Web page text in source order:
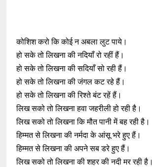
कोशिश करो कि कोई न अबला लुट पाये।
हो सके तो लिखना की नदियाँ रो रहीं हैं।
हो सके तो लिखना की सदियाँ सो रही हैं।
हो सके तो लिखना की जंगल कट रहे हैं।
हो सके तो लिखना की रिश्ते बंट रहें हैं।
लिख सको तो लिखना हवा जहरीली हो रही है।
लिख सको तो लिखना कि मौत पानी में बह रही है।
हिम्मत से लिखना की नर्मदा के आंसू भरे हुए हैं।
हिम्मत से लिखना की अपने सब डरे हुए हैं।
लिख सको तो लिखना की शहर की नदी मर रही है।